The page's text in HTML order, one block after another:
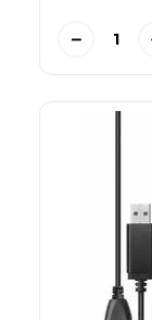
－